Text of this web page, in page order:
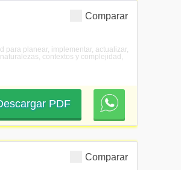
Comparar
planear, implementar, actualizar,
contextos y complejidad,
PDF
Comparar